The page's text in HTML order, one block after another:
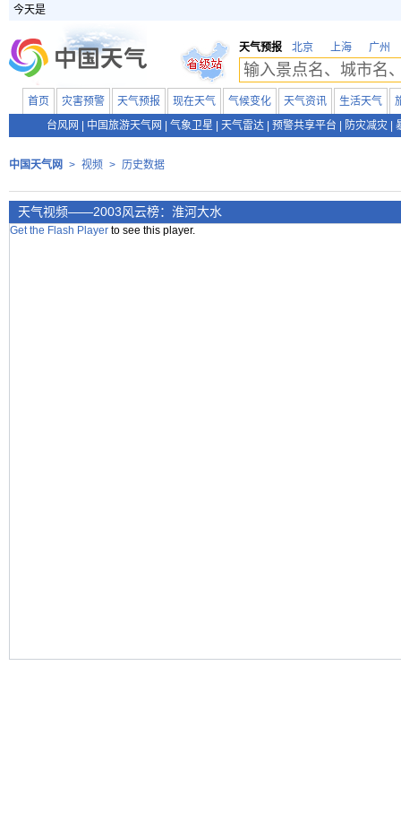
今天是
天气预报 北京 上海 广州
首页 灾害预警 天气预报 现在天气 气候变化 天气资讯 生活天气
台风网
中国旅游天气网 气象卫星 天气雷达 预警共享平台 防灾减灾
中国天气网 > 视频 > 历史数据
天气视频——2003风云榜：淮河大水
Get the Flash Player to see this player.